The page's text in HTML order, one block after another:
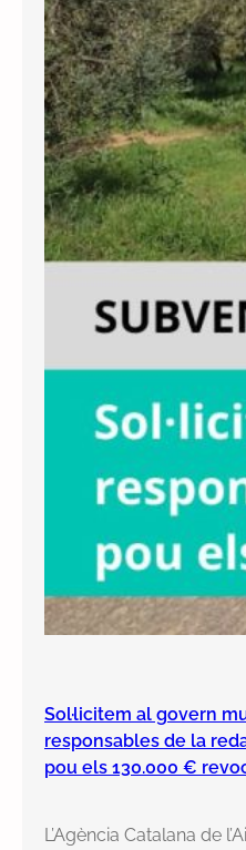
Sol·licitem al govern
responsables de la
pou els 130.000 €
L’Agència Catalana de